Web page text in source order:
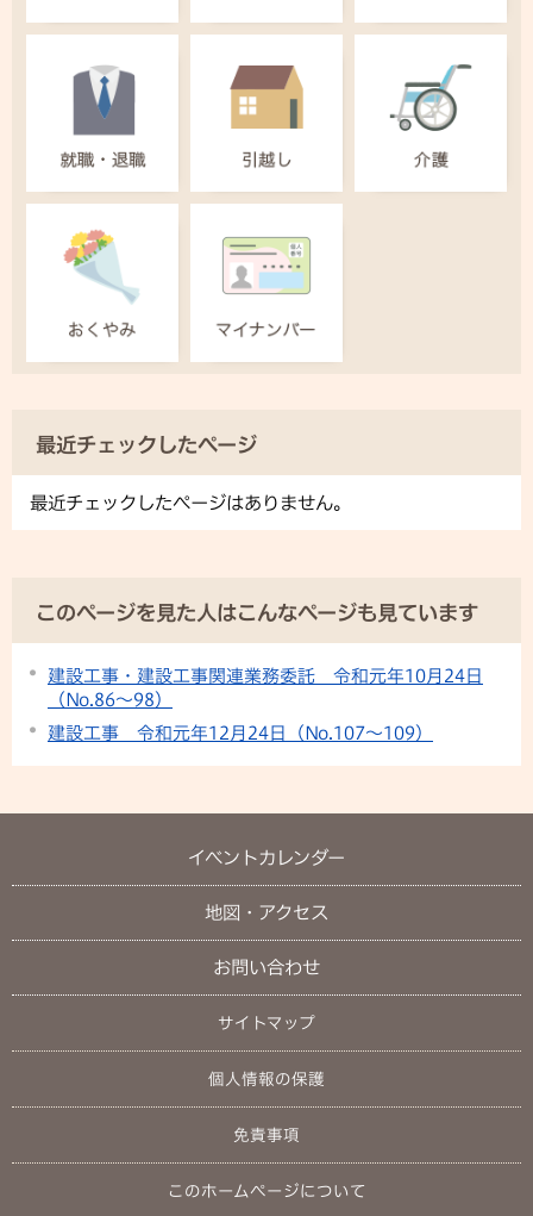
最近チェックしたページ
最近チェックしたページはありません。
このページを見た人はこんなページも見ています
建設工事・建設工事関連業務委託 令和元年10月24日
（No.86～98）
建設工事 令和元年12月24日（No.107～109）
イベントカレンダー
地図・アクセス
お問い合わせ
サイトマップ
個人情報の保護
免責事項
このホームページについて